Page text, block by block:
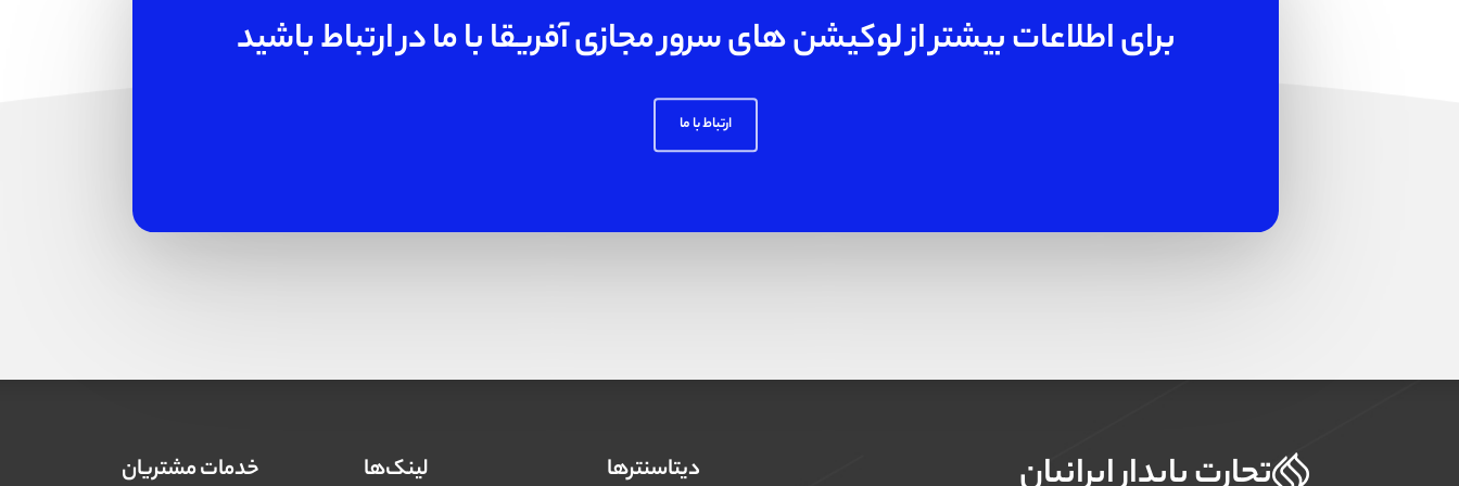
برای اطلاعات بیشتر از لوکیشن های سرور مجازی آفریقا با ما در ارتباط باشید
ارتباط با ما
خدمات مشتریان لینک‌ها دیتاسنترها